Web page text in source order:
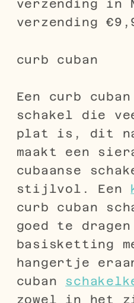
verzending in
verzending
curb cuban
Een curb
schakel die
plat is, dit
maakt een
cubaanse
stijlvol. Een
curb cuban
goed te
basisketting
hangertje
cuban
zowel in het